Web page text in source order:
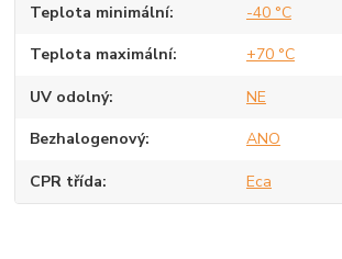
Teplota minimální -40 °C
Teplota maximální +70 °C
UV odolný NE
Bezhalogenový ANO
CPR třída Eca